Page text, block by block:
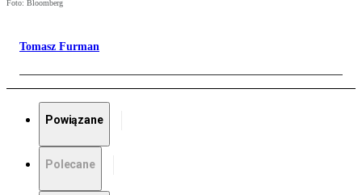
Foto: Bloomberg
Tomasz Furman
Powiązane
Polecane